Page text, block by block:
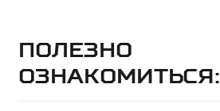
Полезно
ознакомиться: